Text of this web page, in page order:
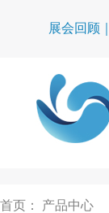
展会回顾
首页 ： 产品中心